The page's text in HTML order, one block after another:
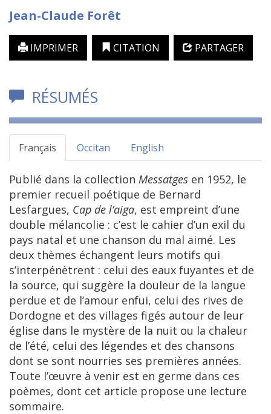
Jean-Claude Forêt
IMPRIMER CITATION PARTAGER
RÉSUMÉS
Français Occitan English
Publié dans la collection Messatges en 1952, le
premier recueil poétique de Bernard
Lesfargues, Cap de l’aiga, est empreint d’une
double mélancolie : c’est le cahier d’un exil du
pays natal et une chanson du mal aimé. Les
deux thèmes échangent leurs motifs qui
s’interpénètrent : celui des eaux fuyantes et de
la source, qui suggère la douleur de la langue
perdue et de l’amour enfui, celui des rives de
Dordogne et des villages figés autour de leur
église dans le mystère de la nuit ou la chaleur
de l’été, celui des légendes et des chansons
dont se sont nourries ses premières années.
Toute l’œuvre à venir est en germe dans ces
poèmes, dont cet article propose une lecture
sommaire.